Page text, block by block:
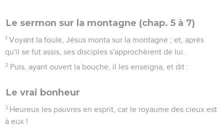
Le sermon sur la montagne (chap. 5 à 7)
1 Voyant la foule, Jésus monta sur la montagne ; et, après
qu'il se fut assis, ses disciples s'approchèrent de lui.
2 Puis, ayant ouvert la bouche, il les enseigna, et dit :
Le vrai bonheur
3 Heureux les pauvres en esprit, car le royaume des cieux est
à eux !